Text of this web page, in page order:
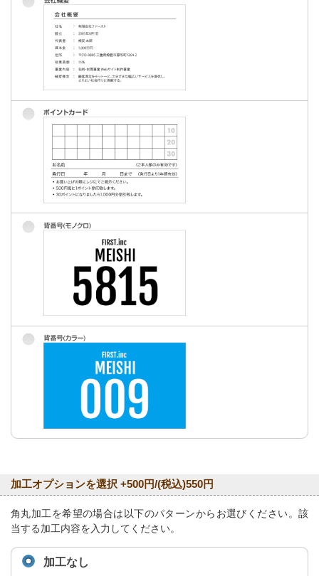
加工オプションを選択 +500円/(税込)550円
角丸加工を希望の場合は以下のパターンからお選びください。該
当する加工内容を入力してください。
加工なし